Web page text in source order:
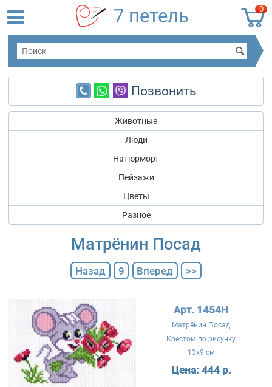
0
7 петель
Позвонить
Животные
Люди
Натюрморт
Пейзажи
Цветы
Разное
Матрёнин Посад
Назад 9 Вперед >>
Арт. 1454Н
Матрёнин Посад
Крестом по рисунку
13x9 см
Цена: 444 р.